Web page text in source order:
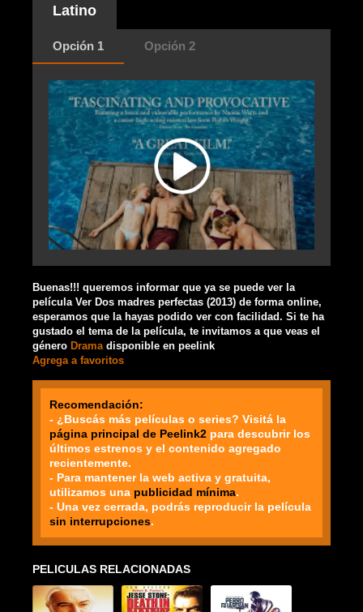
Latino
Opción 1 Opción 2
Buenas!!! queremos informar que ya se puede ver la
película Ver Dos madres perfectas (2013) de forma online,
esperamos que la hayas podido ver con facilidad. Si te ha
gustado el tema de la película, te invitamos a que veas el
género Dramadisponible en peelink
Agrega a favoritos
Recomendación:
- ¿Buscás más películas o series? Visitá la
página principal de Peelink2 para descubrir los
últimos estrenos y el contenido agregado
recientemente.
- Para mantener la web activa y gratuita,
utilizamos una publicidad mínima.
- Una vez cerrada, podrás reproducir la película
sin interrupciones.
PELICULAS RELACIONADAS